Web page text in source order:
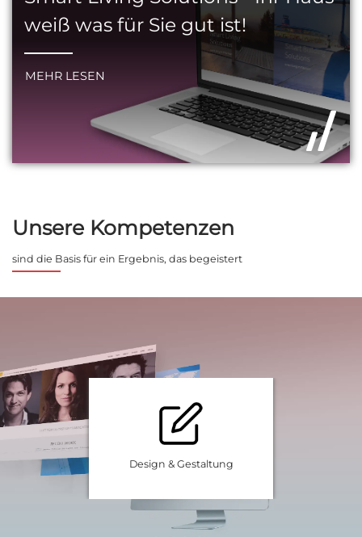
weiß was für Sie gut ist!
MEHR LESEN
Unsere Kompetenzen
sind die Basis für ein Ergebnis, das begeistert
& Gestaltung